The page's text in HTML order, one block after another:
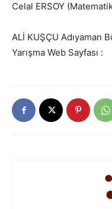
Celal ERSOY
ALİ KUŞÇU Adıyaman
Yarışma Web Sayfası :